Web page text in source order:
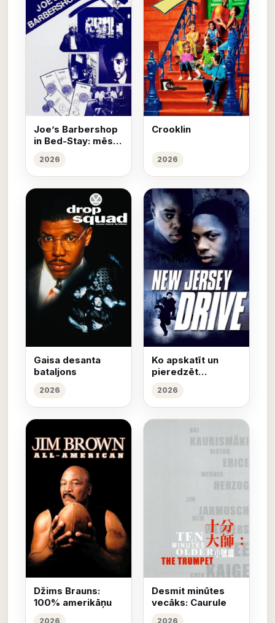
Joe’s Barbershop
in Bed-Stay: mēs
2026
Crooklin
2026
Gaisa desanta
bataljons
2026
Ko apskatīt un
pieredzēt
2026
Džims Brauns:
100% amerikāņu
2026
Desmit minūtes
vecāks: Caurule
2026